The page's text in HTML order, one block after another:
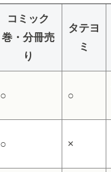
コミック
巻・分冊売
り
タテヨ
ミ
○ ○
○ ×